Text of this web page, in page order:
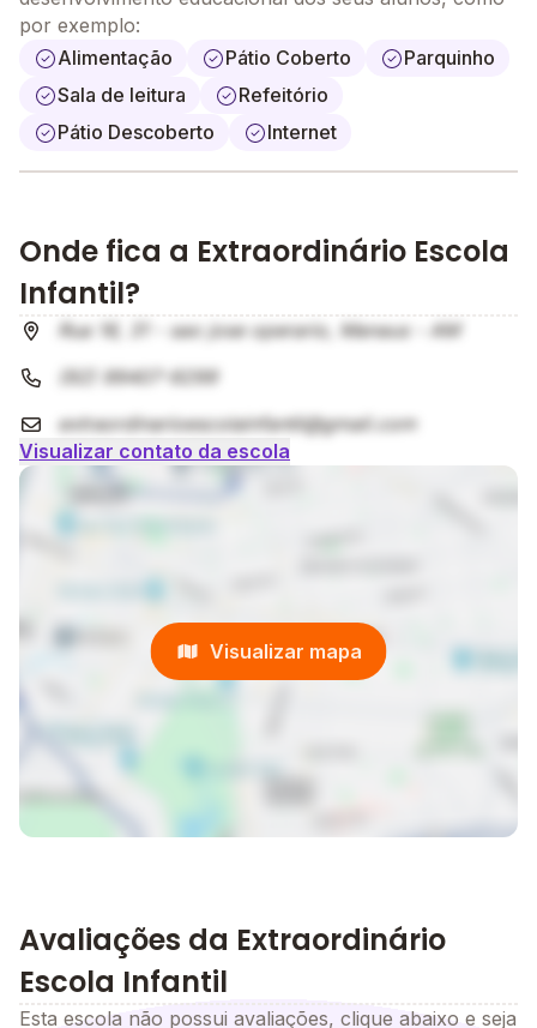
Conduzir à criança para um ambiente protegido e
pensado para o seu bem estar psicofísico e cognitivo,
criar condições de ensino-aprendizagem que
proporcionar um espaço de acolhimento e
aprendizado, seguro e criativo que acompanhado do
por exemplo:
Alimentação
Pátio Coberto
Parquinho
Sala de leitura
Refeitório
Pátio Descoberto
Internet
Onde fica a Extraordinário Escola
Infantil?
Rua 16, 31 - sao jose operario, Manaus - AM
(92) 99407-9299
extraordinarioescolainfantil@gmail.com
Visualizar contato da escola
Visualizar mapa
Avaliações da Extraordinário
Escola Infantil
Esta escola não possui avaliações, clique abaixo e seja